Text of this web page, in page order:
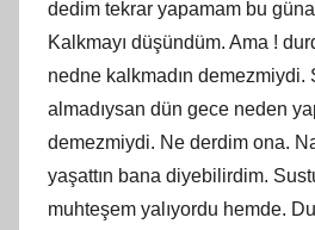
dedim tekrar yapamam bu
Kalkmayı düşündüm. Ama !
nedne kalkmadın demezmiydi.
almadıysan dün gece neden
demezmiydi. Ne derdim ona.
yaşattın bana diyebilirdim.
muhteşem yalıyordu hemde.